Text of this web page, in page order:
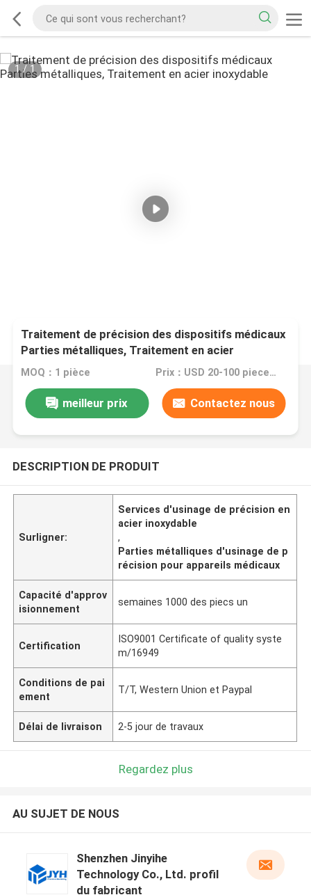
1/1
Traitement de précision des dispositifs médicaux
Parties métalliques, Traitement en acier
inoxydable
MOQ：1 pièce Prix：USD 20-100 pieces,negotiable
meilleur prix Contactez nous
DESCRIPTION DE PRODUIT
Surligner:
Services d'usinage de précision en
acier inoxydable
,
Parties métalliques d'usinage de p
récision pour appareils médicaux
Capacité d'approv
isionnement
semaines 1000 des piecs un
Certification
ISO9001 Certificate of quality syste
m/16949
Conditions de pai
ement
T/T, Western Union et Paypal
Délai de livraison 2-5 jour de travaux
Regardez plus
AU SUJET DE NOUS
Shenzhen Jinyihe
Technology Co., Ltd. profil
du fabricant